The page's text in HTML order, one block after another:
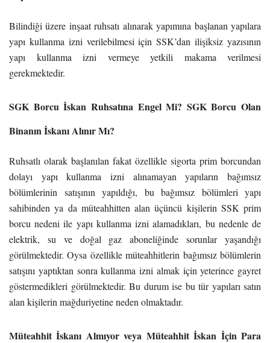
Bilindiği üzere inşaat ruhsatı alınarak yapımına başlanan yapılara
yapı kullanma izni verilebilmesi için SSK’dan ilişiksiz yazısının
yapı kullanma izni vermeye yetkili makama verilmesi
gerekmektedir.
SGK Borcu İskan Ruhsatına Engel Mi? SGK Borcu Olan
Binanın İskanı Alınır Mı?
Ruhsatlı olarak başlanılan fakat özellikle sigorta prim borcundan
dolayı yapı kullanma izni alınamayan yapıların bağımsız
bölümlerinin satışının yapıldığı, bu bağımsız bölümleri yapı
sahibinden ya da müteahhitten alan üçüncü kişilerin SSK prim
borcu nedeni ile yapı kullanma izni alamadıkları, bu nedenle de
elektrik, su ve doğal gaz aboneliğinde sorunlar yaşandığı
görülmektedir. Oysa özellikle müteahhitlerin bağımsız bölümlerin
satışını yaptıktan sonra kullanma izni almak için yeterince gayret
göstermedikleri görülmektedir. Bu durum ise bu tür yapıları satın
alan kişilerin mağduriyetine neden olmaktadır.
Müteahhit İskanı Almıyor veya Müteahhit İskan İçin Para